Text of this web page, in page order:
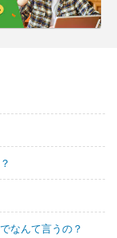
なんて言うの？